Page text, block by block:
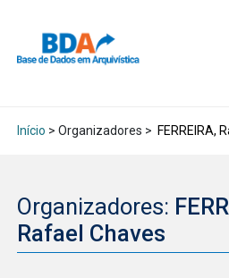
Início > Organizadores > FERREIRA,
Organizadores:
Rafael Chaves